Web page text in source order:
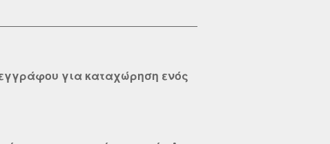
για καταχώρηση ενός